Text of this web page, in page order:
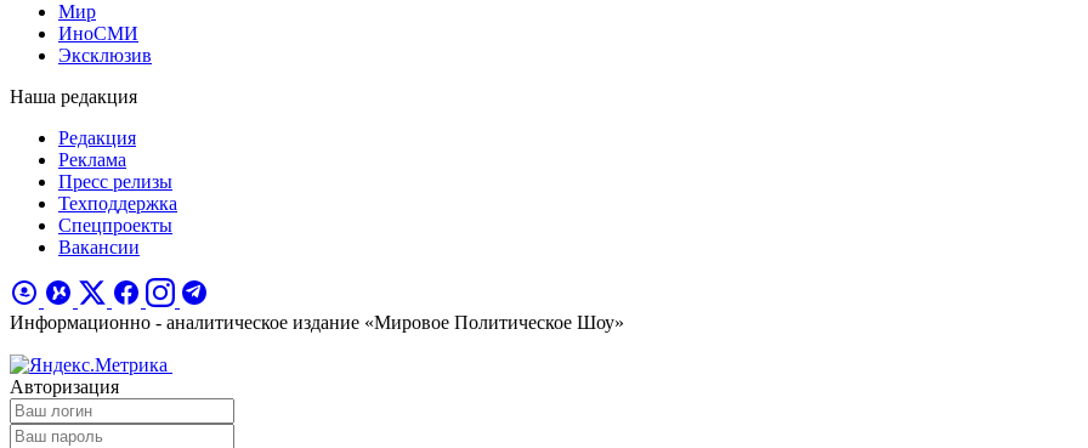
Мир
ИноСМИ
Эксклюзив
Наша редакция
Редакция
Реклама
Пресс релизы
Техподдержка
Спецпроекты
Вакансии
Информационно - аналитическое издание «Мировое Политическое Шоу»
Авторизация